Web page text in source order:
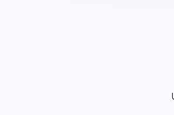
programme SIRH qui